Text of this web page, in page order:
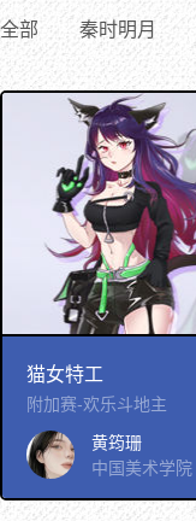
全部 秦时明月
猫女特工
附加赛-欢乐斗地主
黄筠珊
中国美术学院